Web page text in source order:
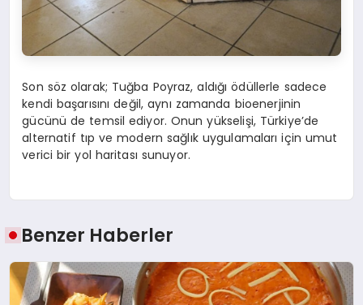
Son söz olarak; Tuğba Poyraz, aldığı ödüllerle sadece
kendi başarısını değil, aynı zamanda bioenerjinin
gücünü de temsil ediyor. Onun yükselişi, Türkiye’de
alternatif tıp ve modern sağlık uygulamaları için umut
verici bir yol haritası sunuyor.
Benzer Haberler